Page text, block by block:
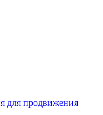
для продвижения